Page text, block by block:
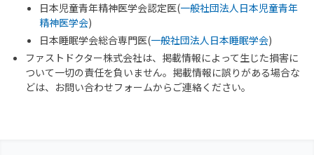
日本児童青年精神医学会認定医(一般社団法人日本児童青年
精神医学会)
日本睡眠学会総合専門医(一般社団法人日本睡眠学会)
ファストドクター株式会社は、掲載情報によって生じた損害に
ついて一切の責任を負いません。掲載情報に誤りがある場合な
どは、お問い合わせフォームからご連絡ください。